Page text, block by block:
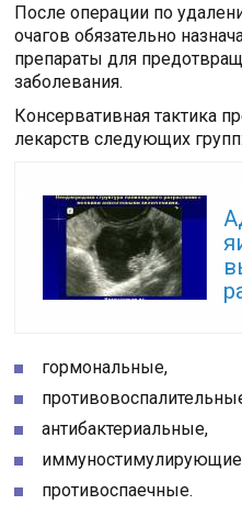
После операции по
очагов обязательно
препараты для
заболевания.
Консервативная тактика
лекарств следующих групп:
гормональные,
антибактериальные,
противоспаечные.